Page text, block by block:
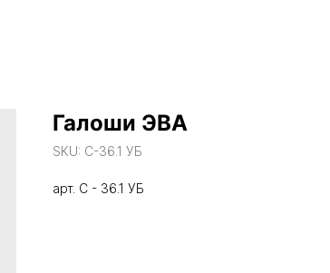
Галоши ЭВА
SKU: С-36.1 УБ
арт. С - 36.1 УБ